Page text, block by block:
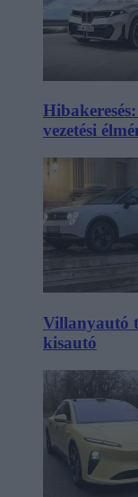
vezetési
Villanyautó
kisautó